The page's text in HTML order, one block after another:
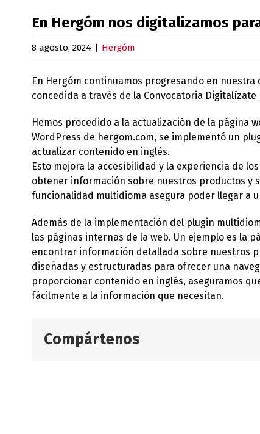
En Hergóm nos digitalizamos
8 agosto, 2024 | Hergóm
En Hergóm continuamos progresando en
concedida a través de la Convocatoria Digitalízate
Hemos procedido a la actualización de la página
WordPress de hergom.com, se implementó un
actualizar contenido en inglés.
Esto mejora la accesibilidad y la experiencia de
obtener información sobre nuestros productos y
funcionalidad multidioma asegura poder llegar a
Además de la implementación del plugin
las páginas internas de la web. Un ejemplo es la
encontrar información detallada sobre nuestros
diseñadas y estructuradas para ofrecer una
proporcionar contenido en inglés, aseguramos
fácilmente a la información que necesitan.
Compártenos